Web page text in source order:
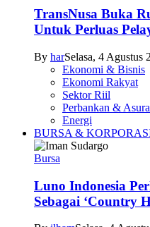
TransNusa Buka
Untuk Perluas
By harSelasa, 4 Agustus
Ekonomi & Bisnis
Ekonomi Rakyat
Sektor Riil
Perbankan &
Energi
BURSA &
Bursa
Luno Indonesia
Sebagai ‘Country